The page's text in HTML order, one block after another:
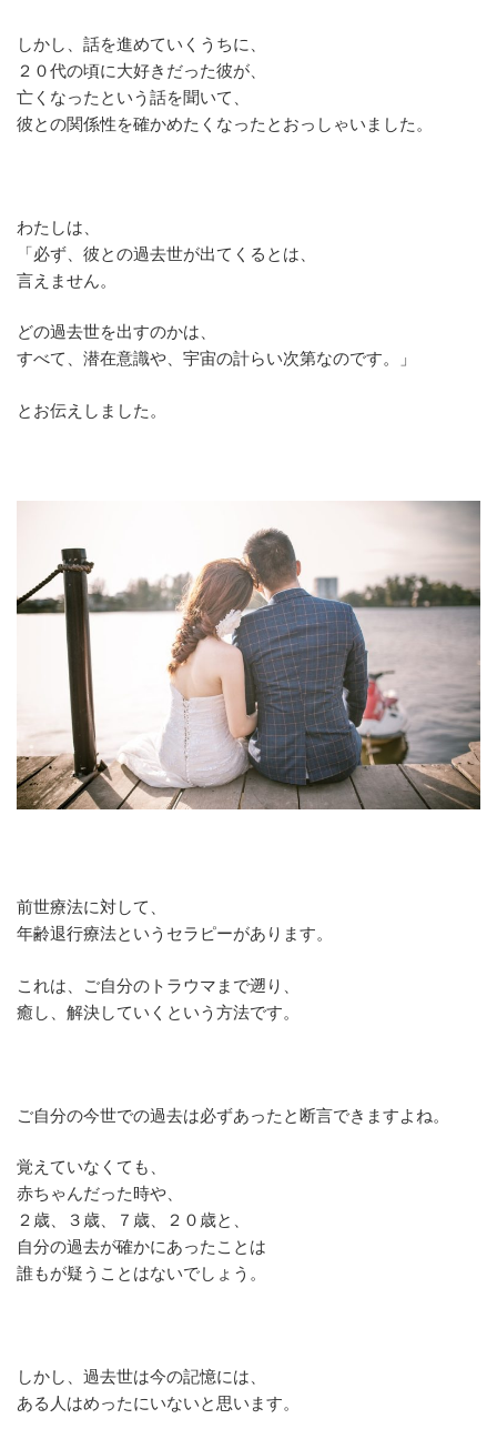
しかし、話を進めていくうちに、
２０代の頃に大好きだった彼が、
亡くなったという話を聞いて、
彼との関係性を確かめたくなったとおっしゃいました。
わたしは、
「必ず、彼との過去世が出てくるとは、
言えません。
どの過去世を出すのかは、
すべて、潜在意識や、宇宙の計らい次第なのです。」
とお伝えしました。
前世療法に対して、
年齢退行療法というセラピーがあります。
これは、ご自分のトラウマまで遡り、
癒し、解決していくという方法です。
ご自分の今世での過去は必ずあったと断言できますよね。
覚えていなくても、
赤ちゃんだった時や、
２歳、３歳、７歳、２０歳と、
自分の過去が確かにあったことは
誰もが疑うことはないでしょう。
しかし、過去世は今の記憶には、
ある人はめったにいないと思います。